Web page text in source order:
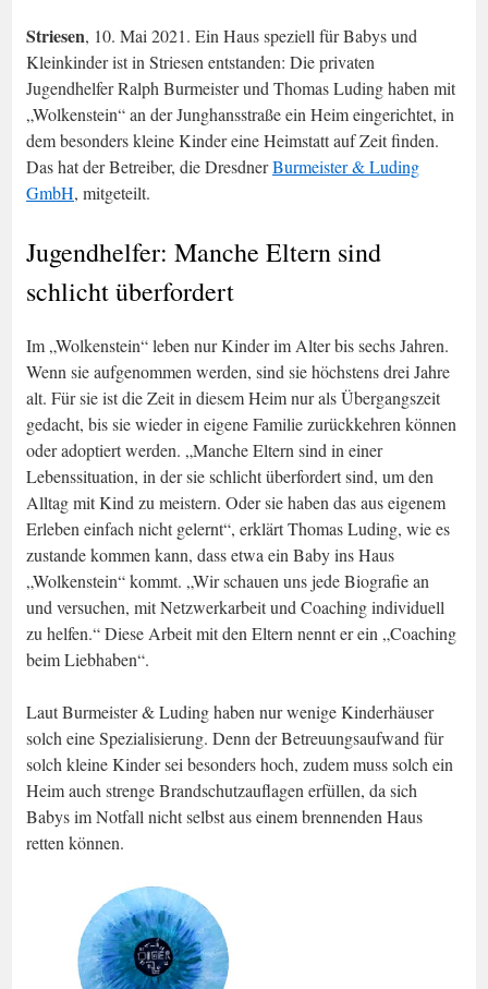
Striesen, 10. Mai 2021. Ein Haus speziell für Babys und
Kleinkinder ist in Striesen entstanden: Die privaten
Jugendhelfer Ralph Burmeister und Thomas Luding haben mit
„Wolkenstein“ an der Junghansstraße ein Heim eingerichtet, in
dem besonders kleine Kinder eine Heimstatt auf Zeit finden.
Das hat der Betreiber, die DresdnerBurmeister & Luding
GmbH, mitgeteilt.
Jugendhelfer: Manche Eltern sind
schlicht überfordert
Im „Wolkenstein“ leben nur Kinder im Alter bis sechs Jahren.
Wenn sie aufgenommen werden, sind sie höchstens drei Jahre
alt. Für sie ist die Zeit in diesem Heim nur als Übergangszeit
gedacht, bis sie wieder in eigene Familie zurückkehren können
oder adoptiert werden. „Manche Eltern sind in einer
Lebenssituation, in der sie schlicht überfordert sind, um den
Alltag mit Kind zu meistern. Oder sie haben das aus eigenem
Erleben einfach nicht gelernt“, erklärt Thomas Luding, wie es
zustande kommen kann, dass etwa ein Baby ins Haus
„Wolkenstein“ kommt. „Wir schauen uns jede Biografie an
und versuchen, mit Netzwerkarbeit und Coaching individuell
zu helfen.“ Diese Arbeit mit den Eltern nennt er ein „Coaching
beim Liebhaben“.
Laut Burmeister & Luding haben nur wenige Kinderhäuser
solch eine Spezialisierung. Denn der Betreuungsaufwand für
solch kleine Kinder sei besonders hoch, zudem muss solch ein
Heim auch strenge Brandschutzauflagen erfüllen, da sich
Babys im Notfall nicht selbst aus einem brennenden Haus
retten können.